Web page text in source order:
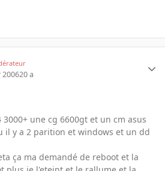
200620 a
une cg 6600gt et un cm asus
il y a 2 parition et windows et un dd
ça ma demandé de reboot et la